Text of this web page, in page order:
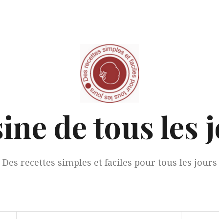
de tous les
Des recettes simples et faciles pour tous les jours